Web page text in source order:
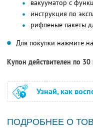
вакууматор с
инструкция по
рифленые пакеты
Для покупки нажмите
Купон действителен по
Узнай, как
ПОДРОБНЕЕ О